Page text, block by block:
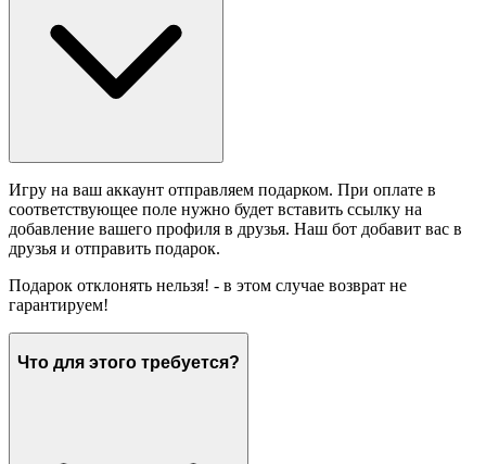
Игру на ваш аккаунт отправляем подарком. При оплате в
соответствующее поле нужно будет вставить ссылку на
добавление вашего профиля в друзья. Наш бот добавит вас в
друзья и отправить подарок.
Подарок отклонять нельзя! - в этом случае возврат не
гарантируем!
Что для этого требуется?